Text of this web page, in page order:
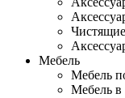
Мебель
Мебель
Мебель в